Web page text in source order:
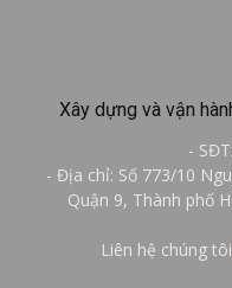
Xây dựng và vận
-
- Địa chỉ: Số 773/10
Quận 9, Thành phố
Liên hệ chúng